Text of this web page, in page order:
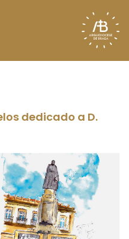
dedicado a D.